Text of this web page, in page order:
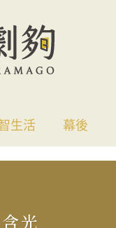
生活 幕後
光